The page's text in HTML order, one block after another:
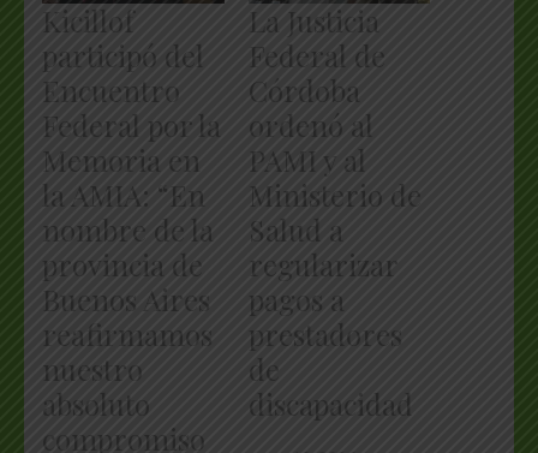
Kicillof
participó del
Encuentro
Federal por la
Memoria en
la AMIA: “En
nombre de la
provincia de
Buenos Aires
reafirmamos
nuestro
absoluto
compromiso
La Justicia
Federal de
Córdoba
ordenó al
PAMI y al
Ministerio de
Salud a
regularizar
pagos a
prestadores
de
discapacidad